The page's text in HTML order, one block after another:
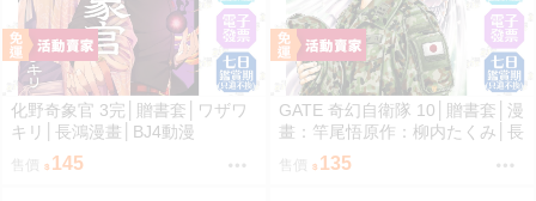
化野奇象官 3完│贈書套│ワザワ
キリ│長鴻漫畫│BJ4動漫
145
GATE 奇幻自衛隊 10│贈書套│漫
畫：竿尾悟原作：柳内たくみ│長
鴻漫畫│BJ4動漫
135